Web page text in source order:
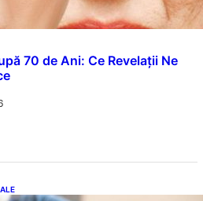
70 de Ani: Ce Revelații Ne